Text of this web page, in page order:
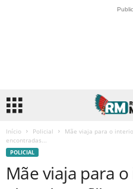
Início Policial
Mãe viaja para o
encontradas...
POLICIAL
Mãe viaja para